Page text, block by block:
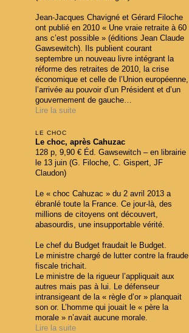
Jean-Jacques Chavigné et Gérard Filoche
ont publié en 2010 « Une vraie retraite à 60
ans c’est possible » (éditions Jean Claude
Gawsewitch). Ils publient courant
septembre un nouveau livre intégrant la
réforme des retraites de 2010, la crise
économique et celle de l’Union européenne,
l’arrivée au pouvoir d’un Président et d’un
gouvernement de gauche…
Lire la suite
LE CHOC
Le choc, après Cahuzac
128 p, 9,90 € Éd. Gawsewitch – en librairie
le 13 juin (G. Filoche, C. Gispert, JF
Claudon)
Le « choc Cahuzac » du 2 avril 2013 a
ébranlé toute la France. Ce jour-là, des
millions de citoyens ont découvert,
abasourdis, une insupportable vérité.
Le chef du Budget fraudait le Budget.
Le ministre chargé de lutter contre la fraude
fiscale trichait.
Le ministre de la rigueur l’appliquait aux
autres mais pas à lui. Le défenseur
intransigeant de la « règle d’or » planquait
son or. L’homme qui jouait le « père la
morale » n’avait aucune morale.
Lire la suite